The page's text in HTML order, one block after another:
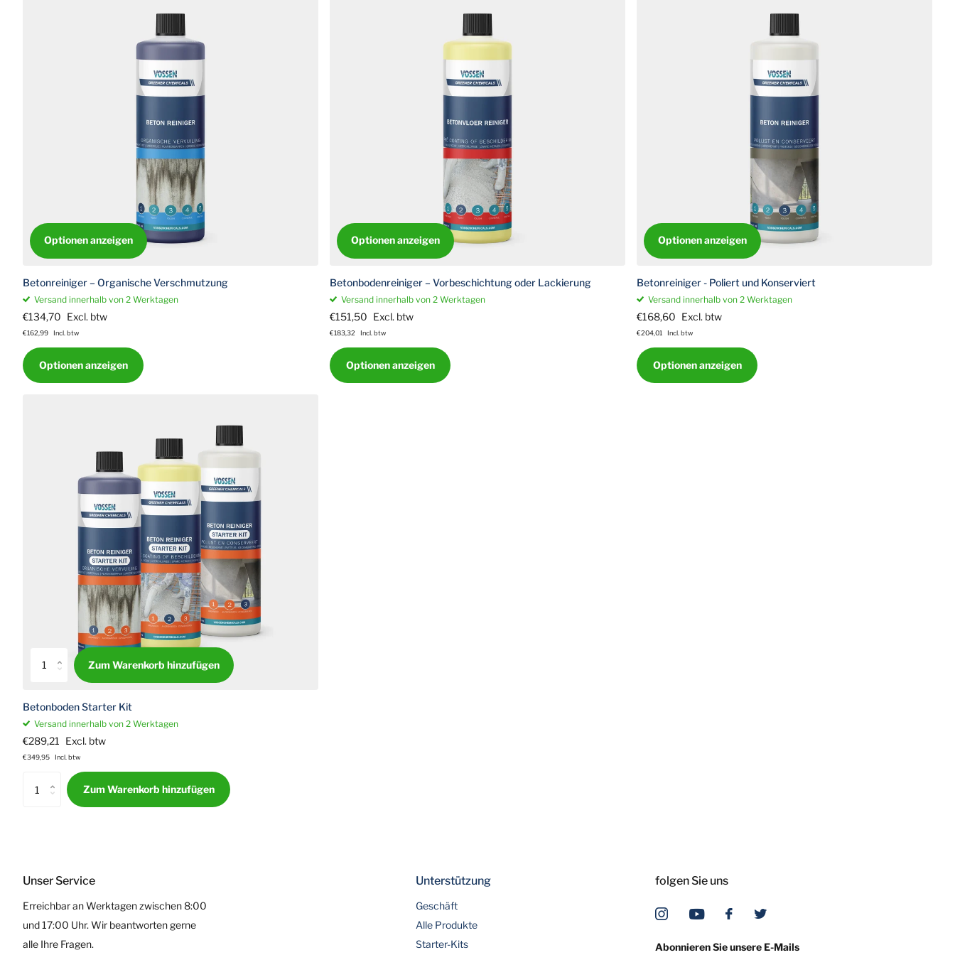
Optionen anzeigen
Betonreiniger – Organische Verschmutzung
Versand innerhalb von 2 Werktagen
€134,70 Excl. btw
€162,99 Incl. btw
Optionen anzeigen
Optionen anzeigen
Betonbodenreiniger – Vorbeschichtung oder Lackierung
Versand innerhalb von 2 Werktagen
€151,50 Excl. btw
€183,32 Incl. btw
Optionen anzeigen
Optionen anzeigen
Betonreiniger - Poliert und Konserviert
Versand innerhalb von 2 Werktagen
€168,60 Excl. btw
€204,01 Incl. btw
Optionen anzeigen
Zum Warenkorb hinzufügen
Betonboden Starter Kit
Versand innerhalb von 2 Werktagen
€289,21 Excl. btw
€349,95 Incl. btw
Zum Warenkorb hinzufügen
Unser Service
Erreichbar an Werktagen zwischen 8:00
und 17:00 Uhr. Wir beantworten gerne
alle Ihre Fragen.
Unterstützung
Geschäft
Alle Produkte
Starter-Kits
folgen Sie uns
Abonnieren Sie unsere E-Mails